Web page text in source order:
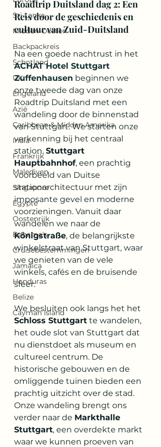
Sri Lanka
Midden-Oosten
Backpackreis
Schotland
UK
Engeland
Azië
Caribbean & Midden Amerika
India
Frankrijk
Malediven
Singapore
Egypte
Oostenrijk
Bahama's
Cruisebestemmingen
Jamaica
Honduras
Belize
Cayman Island
Roadtrip Duitsland dag 2: Een
Reis door de geschiedenis en
cultuur van Zuid-Duitsland
Na een goede nachtrust in het
ACHAT Hotel Stuttgart
Zuffenhausen beginnen we
onze tweede dag van onze
Roadtrip Duitsland met een
wandeling door de binnenstad
van Stuttgart. We starten onze
verkenning bij het centraal
station, Stuttgart
Hauptbahnhof, een prachtig
voorbeeld van Duitse
stationarchitectuur met zijn
imposante gevel en moderne
voorzieningen. Vanuit daar
wandelen we naar de
Königstraße, de belangrijkste
winkelstraat van Stuttgart, waar
we genieten van de vele
winkels, cafés en de bruisende
sfeer.
We besluiten ook langs het het
Schloss Stuttgart te wandelen,
het oude slot van Stuttgart dat
nu dienstdoet als museum en
cultureel centrum. De
historische gebouwen en de
omliggende tuinen bieden een
prachtig uitzicht over de stad.
Onze wandeling brengt ons
verder naar de Markthalle
Stuttgart, een overdekte markt
waar we kunnen proeven van